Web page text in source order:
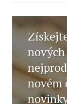
novém